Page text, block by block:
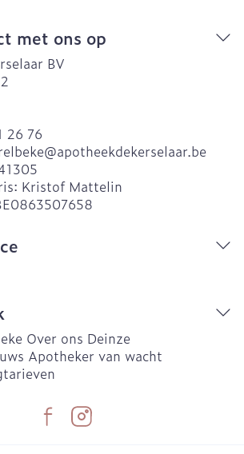
met ons op
BV
26 76
apotheekdekerselaar.be
Kristof Mattelin
Over ons Deinze
Apotheker van wacht